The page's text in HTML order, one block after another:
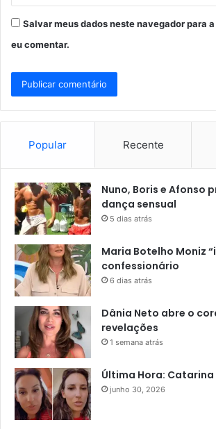
Salvar meus dados neste navegador para
eu comentar.
Popular Recente
Nuno, Boris e Afonso
dança sensual
5 dias atrás
Maria Botelho Moniz
confessionário
6 dias atrás
Dânia Neto abre o
revelações
1 semana atrás
Última Hora:
junho 30, 2026